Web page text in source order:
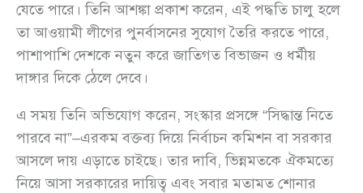
যেতে পারে। তিনি আশঙ্কা প্রকাশ করেন, এই পদ্ধতি চালু হলে
তা আওয়ামী লীগের পুনর্বাসনের সুযোগ তৈরি করতে পারে,
পাশাপাশি দেশকে নতুন করে জাতিগত বিভাজন ও ধর্মীয়
দাঙ্গার দিকে ঠেলে দেবে।
এ সময় তিনি অভিযোগ করেন, সংস্কার প্রসঙ্গে “সিদ্ধান্ত নিতে
পারবে না”–এরকম বক্তব্য দিয়ে নির্বাচন কমিশন বা সরকার
আসলে দায় এড়াতে চাইছে। তার দাবি, ভিন্নমতকে ঐকমত্যে
নিয়ে আসা সরকারের দায়িত্ব এবং সবার মতামত শোনার